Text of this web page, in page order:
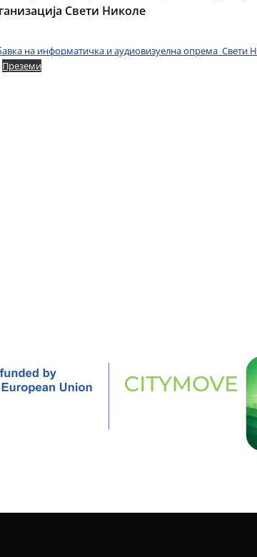
Свети Николе
на информатичка и аудиовизуелна опрема_Свети
Преземи